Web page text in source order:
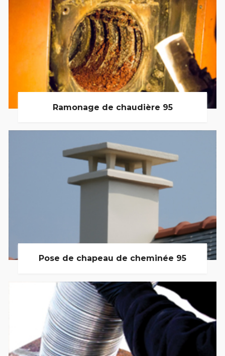
Ramonage de chaudière 95
Pose de chapeau de cheminée 95